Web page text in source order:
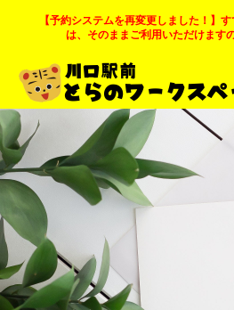
【予約システムを再変更しました！】
は、そのままご利用いただけます